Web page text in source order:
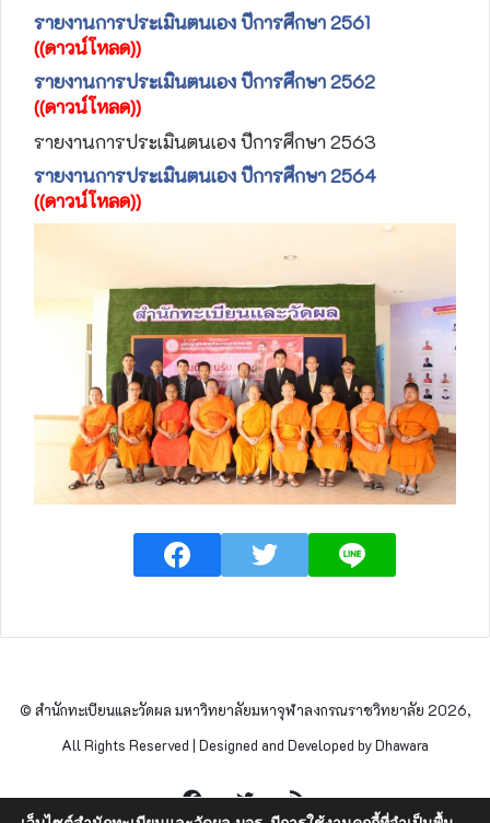
รายงานการประเมินตนเอง ปีการศึกษา 2561
((ดาวน์โหลด))
รายงานการประเมินตนเอง ปีการศึกษา 2562
((ดาวน์โหลด))
รายงานการประเมินตนเอง ปีการศึกษา 2563
รายงานการประเมินตนเอง ปีการศึกษา 2564
((ดาวน์โหลด))
© สำนักทะเบียนและวัดผล มหาวิทยาลัยมหาจุฬาลงกรณราชวิทยาลัย 2026,
All Rights Reserved | Designed and Developed by Dhawara
FacebookTwitterRSS